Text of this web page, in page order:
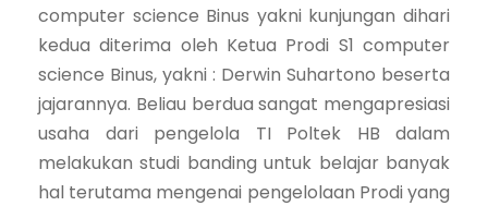
computer science Binus yakni kunjungan dihari
kedua diterima oleh Ketua Prodi S1 computer
science Binus, yakni : Derwin Suhartono beserta
jajarannya. Beliau berdua sangat mengapresiasi
usaha dari pengelola TI Poltek HB dalam
melakukan studi banding untuk belajar banyak
hal terutama mengenai pengelolaan Prodi yang